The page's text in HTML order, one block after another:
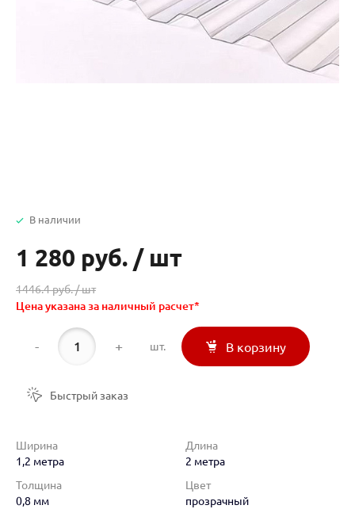
В наличии
1 280 руб. / шт
1446.4 руб. /шт
Цена указана за наличный расчет*
- + шт. В корзину
Быстрый заказ
Ширина
1,2 метра
Длина
2 метра
Толщина
0,8 мм
Цвет
прозрачный